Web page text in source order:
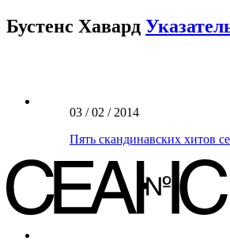
Бустенс Хавард
03 / 02 / 2014
Пять скандинавских хитов